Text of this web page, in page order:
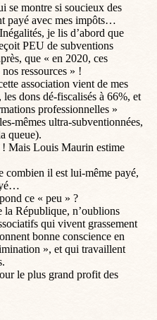
se montre si soucieux des
payé avec mes impôts…
je lis d’abord que
PEU de subventions
que « en 2020, ces
ressources » !
association vient de mes
dons dé-fiscalisés à 66%, et
professionnelles »
mêmes ultra-subventionnées,
queue).
Mais Louis Maurin estime
combien il est lui-même payé,
ce « peu » ?
République, n’oublions
qui vivent grassement
bonne conscience en
», et qui travaillent
le plus grand profit des